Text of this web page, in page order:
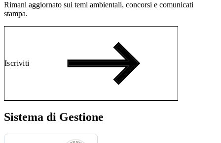
Rimani aggiornato sui temi ambientali, concorsi e comunicati
stampa.
Iscriviti
Sistema di Gestione